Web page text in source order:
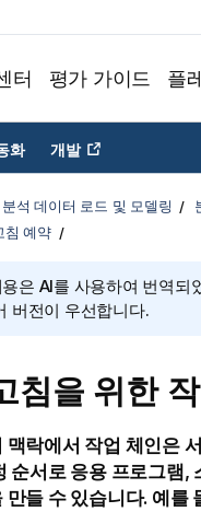
터 평가 가이드 플
화 개발
분석 데이터 로드 및 모델링
침 예약
은 AI를 사용하여 번역
버전이 우선합니다.
침을 위한
락에서 작업 체인은
순서로 응용 프로그램
들 수 있습니다. 예를